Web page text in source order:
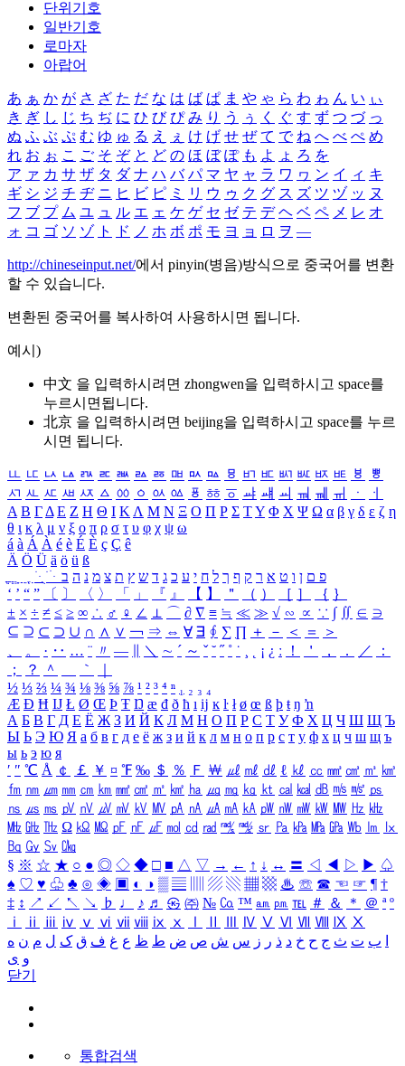
단위기호
일반기호
로마자
아랍어
あ ぁ か が さ ざ た だ な は ば ぱ ま や ゃ ら わ ゎ ん い ぃ
き ぎ し じ ち ぢ に ひ び ぴ み り う ぅ く ぐ す ず つ づ っ
ぬ ふ ぶ ぷ む ゆ ゅ る え ぇ け げ せ ぜ て で ね へ べ ぺ め
れ お ぉ こ ご そ ぞ と ど の ほ ぼ ぽ も よ ょ ろ を
ア ァ カ サ ザ タ ダ ナ ハ バ パ マ ヤ ャ ラ ワ ヮ ン イ ィ キ
ギ シ ジ チ ヂ ニ ヒ ビ ピ ミ リ ウ ゥ ク グ ス ズ ツ ヅ ッ ヌ
フ ブ プ ム ユ ュ ル エ ェ ケ ゲ セ ゼ テ デ ヘ ベ ペ メ レ オ
ォ コ ゴ ソ ゾ ト ド ノ ホ ボ ポ モ ヨ ョ ロ ヲ ―
http://chineseinput.net/에서 pinyin(병음)방식으로 중국어를 변환
할 수 있습니다.
변환된 중국어를 복사하여 사용하시면 됩니다.
예시)
中文 을 입력하시려면 zhongwen을 입력하시고 space를
누르시면됩니다.
北京 을 입력하시려면 beijing을 입력하시고 space를 누르
시면 됩니다.
ㅥ ㅦ ㅧ ㅨ ㅩ ㅪ ㅫ ㅬ ㅭ ㅮ ㅯ ㅰ ㅱ ㅲ ㅳ ㅴ ㅵ ㅶ ㅷ ㅸ
ㅹ
ㅺ ㅻ ㅼ ㅽ ㅾ ㅿ ㆀ ㆁ ㆂ ㆃ ㆄ ㆅ ㆆ ㆇ ㆈ ㆉ ㆊ ㆋ ㆌ ㆍ
ㆎ
Α Β ΓΔ Ε Ζ Η Θ Ι ΚΛ Μ Ν Ξ Ο Π Ρ Σ ΤΥ Φ Χ Ψ Ω α β γ δ ε ζ η
θ ι κ λ μ ν ξ ο π ρ σ τ υ φ χ ψ ω
á à Á À é è É È ç Ç ê
Ä Ö Ü ä ö ü ß
ִֶֹ ֻּ ׁׂ פ ם ן ו ט א ר ק ף ך ל ח י ע כ ג ד ש ץ ת צ מ נ ה ב
‘ ’ “ ” 〔 〕 〈 〉 「 」 『 』 【 】 ＂ （ ） ［ ］ ｛ ｝
± × ÷ ≠ ≤ ≥ ∞ ∴ ♂ ♀ ∠ ⊥ ⌒ ∂ ∇ ≡ ≒ ≪ ≫ √ ∽ ∝ ∵ ∫ ∬ ∈ ∋
⊆ ⊇ ⊂ ⊃ ∪ ∩ ∧ ∨ ￢ ⇒ ⇔ ∀ ∃ ∮ ∑ ∏ ＋ － ＜ ＝
＞
、
。 · ‥ … ¨ 〃 ― ＼ ∼ ´ ～ ˇ ˘ ˝ ˚ ˙ ¸ ¡ ¿ ː ！ ＇ ， ． ／
：
；
？ ＾ ｀
½ ⅓ ⅔ ¼ ¾ ⅛ ⅜ ⅝ ⅞ ¹ ² ³ ⁴ ⁿ ₁ ₂ ₃ ₄
Æ Ð Ħ Ĳ Ł Ø Œ Þ Ŧ Ŋ æ đ ð ħ ı ĳ ĸ ŀ ł ø œ ß þ ŧ ŋ ŉ
А Б В Г Д Е Ё Ж З И Й К Л М Н О П Р С Т У Ф Х Ц Ч Ш Щ Ъ
Ы Ь Э Ю Я а б в г д е ё ж з и й к л м н о п р с т у ф х ц ч ш щ ъ
ы ь э ю я
′ ″ ℃ Å ￠ ￡ ￥ ¤ ℉ ‰ ＄ ％ Ｆ ￦ ㎕ ㎖ ㎗ ℓ ㎘ ㏄ ㎣ ㎤ ㎥ ㎦
㎙ ㎚ ㎛ ㎜ ㎝ ㎞ ㎟ ㎠ ㎡ ㎢ ㏊ ㎍ ㎎ ㎏ ㏏ ㎈ ㎉ ㏈ ㎧ ㎨ ㎰
㎱ ㎲ ㎳ ㎴ ㎵ ㎶ ㎷ ㎸ ㎹ ㎀ ㎁ ㎂ ㎃ ㎄ ㎺ ㎻ ㎽ ㎾ ㎿ ㎐ ㎑
㎒ ㎓ ㎔ Ω ㏀ ㏁ ㎊ ㎋ ㎌ ㏖ ㏅ ㎭ ㎮ ㎯ ㏛ ㎩ ㎪ ㎫ ㎬ ㏝ ㏐
㏓
㏃ ㏉ ㏜ ㏆
§ ※ ☆ ★ ○ ● ◎ ◇ ◆ □ ■ △ ▽ → ← ↑ ↓ ↔ 〓 ◁ ◀ ▷ ▶ ♤
♠ ♡ ♥ ♧ ♣ ⊙ ◈ ▣ ◐ ◑ ▒ ▤ ▨ ▧ ▦ ▩ ♨ ☏ ☎ ☜ ☞ ¶ †
‡ ↕ ↗ ↙ ↖ ↘ ♭ ♩ ♪ ♬ ㉿ ㈜ № ㏇ ™ ㏂ ㏘ ℡ ＃ ＆ ＊ ＠ ª º
ⅰ
ⅱ ⅲ ⅳ ⅴ ⅵ ⅶ ⅷ ⅸ ⅹ Ⅳ Ⅴ Ⅵ Ⅶ Ⅷ Ⅸ Ⅹ
ب ت ث ج ح خ د ذ ر ز س ش ص ض ط ظ ع غ ف ق ک ل م ن ه
و ی
닫기
통합검색